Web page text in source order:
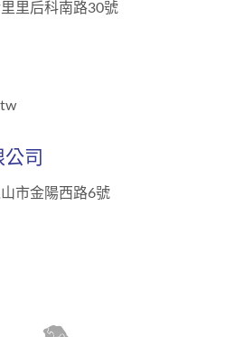
里后科南路30號
司
市金陽西路6號